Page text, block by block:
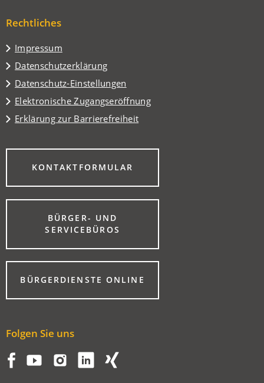
Tab)
neuen
Rechtliches
Impressum
Datenschutzerklärung
Datenschutz-Einstellungen
Elektronische Zugangseröffnung
Erklärung zur Barrierefreiheit
KONTAKTFORMULAR
(ÖFFNET
NEUEN
BÜRGER- UND
SERVICEBÜROS
(ÖFFNET
EINEM
NEUEN
TAB)BÜRGERDIENSTE ONLINE
(ÖFFNET
EINEM
Folgen Sie uns